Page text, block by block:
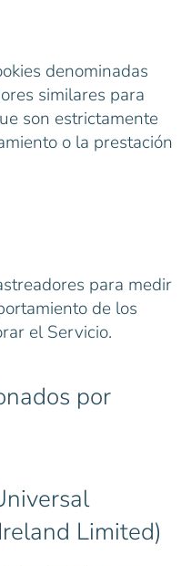
denominadas
similares para
son estrictamente
o la prestación
para medir
de los
el Servicio.
por
Limited)